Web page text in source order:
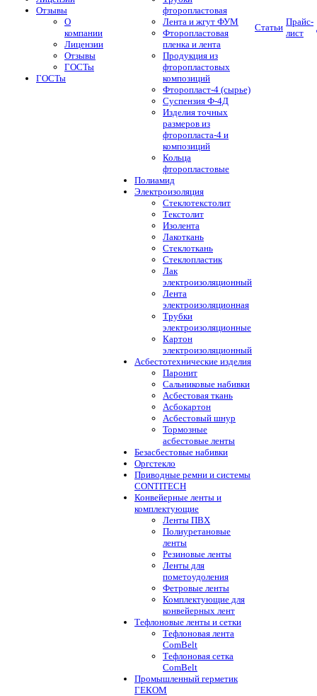
Отзывы
О
компании
Лицензии
Отзывы
ГОСТы
ГОСТы
фторопластовая
Лента и жгут ФУМ
Фторопластовая
пленка и лента
Продукция из
фторопластовых
композиций
Фторопласт-4 (сырье)
Суспензия Ф-4Д
Изделия точных
размеров из
фторопласта-4 и
композиций
Кольца
фторопластовые
Полиамид
Электроизоляция
Стеклотекстолит
Текстолит
Изолента
Лакоткань
Стеклоткань
Стеклопластик
Лак
электроизоляционный
Лента
электроизоляционная
Трубки
электроизоляционные
Картон
электроизоляционный
Асбестотехнические изделия
Паронит
Сальниковые набивки
Асбестовая ткань
Асбокартон
Асбестовый шнур
Тормозные
асбестовые ленты
Безасбестовые набивки
Оргстекло
Приводные ремни и системы
CONTITECH
Конвейерные ленты и
комплектующие
Ленты ПВХ
Полиуретановые
ленты
Резиновые ленты
Ленты для
пометоудоления
Фетровые ленты
Комплектующие для
конвейерных лент
Тефлоновые ленты и сетки
Тефлоновая лента
ComBelt
Тефлоновая сетка
ComBelt
Промышленный герметик
ГЕКОМ
Статьи
Прайс-
лист